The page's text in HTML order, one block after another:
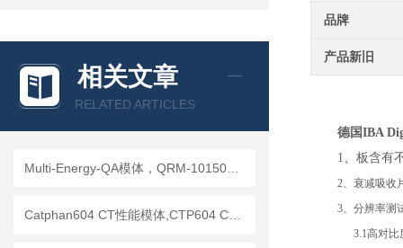
相关文章
RELATED ARTICLES
品牌
产品新旧
德国IBA
1、板含有
2、衰减吸收
3、分辨率测
3.1高对比度